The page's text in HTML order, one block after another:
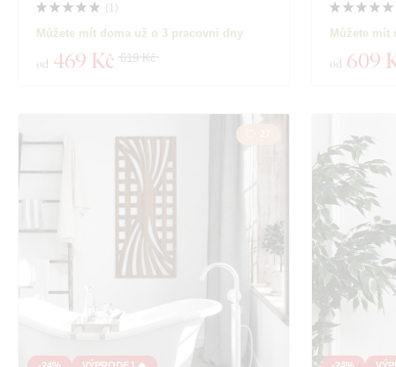
( 1 )
Můžete mít doma už o 3 pracovní dny
od 469 Kč 619 Kč
Můžete mít
od 609